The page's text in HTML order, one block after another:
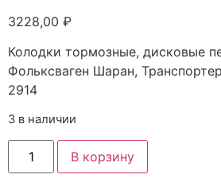
3228,00 ₽
Колодки тормозные, дисковые
Фольксваген Шаран,
2914
3 в наличии
В корзину